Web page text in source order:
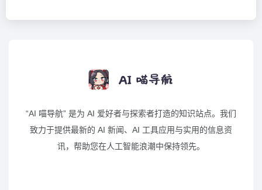
“AI 喵导航” 是为 AI 爱好者与探索者打造的知识站点。我们
致力于提供最新的 AI 新闻、AI 工具应用与实用的信息资
讯，帮助您在人工智能浪潮中保持领先。